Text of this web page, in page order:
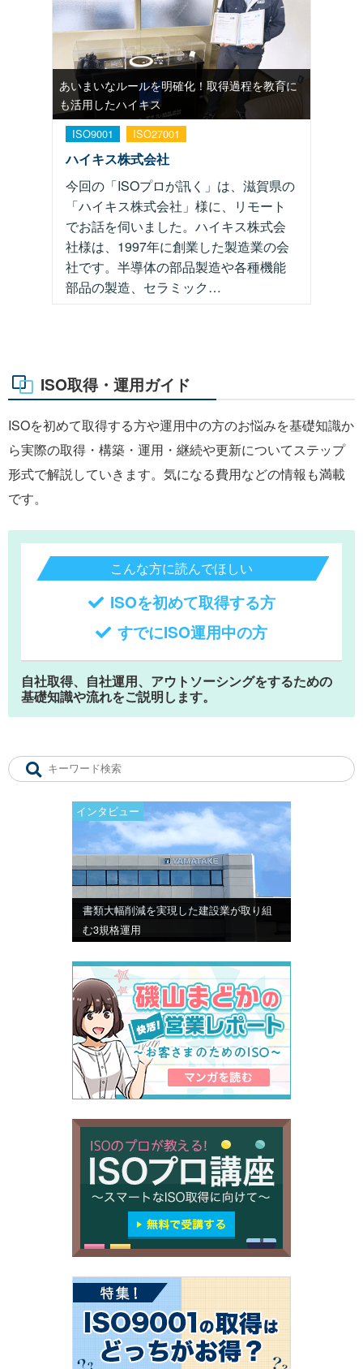
あいまいなルールを明確化！取得過程を教育に
も活用したハイキス
ISO9001 ISO27001
ハイキス株式会社
今回の「ISOプロが訊く」は、滋賀県の
「ハイキス株式会社」様に、リモート
でお話を伺いました。ハイキス株式会
社様は、1997年に創業した製造業の会
社です。半導体の部品製造や各種機能
部品の製造、セラミック…
ISO取得・運用ガイド
ISOを初めて取得する方や運用中の方のお悩みを基礎知識か
ら実際の取得・構築・運用・継続や更新についてステップ
形式で解説していきます。気になる費用などの情報も満載
です。
こんな方に読んでほしい
ISOを初めて取得する方
すでにISO運用中の方
自社取得、自社運用、アウトソーシングをするための
基礎知識や流れをご説明します。
インタビュー
書類大幅削減を実現した建設業が取り組
む3規格運用